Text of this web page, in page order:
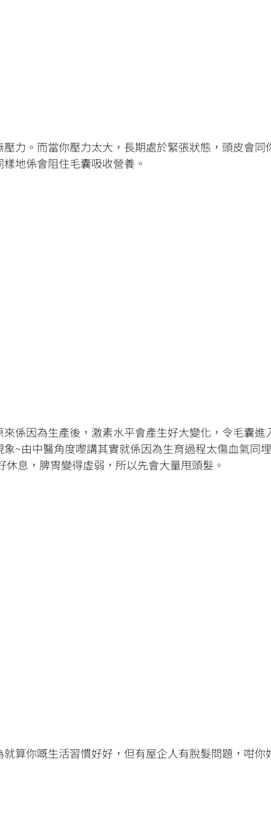
力。而當你壓力太大，長期處於緊張狀態，頭皮會同
地係會阻住毛囊吸收營養。
係因為生產後，激素水平會產生好大變化，令毛囊進
~由中醫角度嚟講其實就係因為生育過程太傷血氣同
息，脾胃變得虛弱，所以先會大量甩頭髮。
算你嘅生活習慣好好，但有屋企人有脫髮問題，咁你